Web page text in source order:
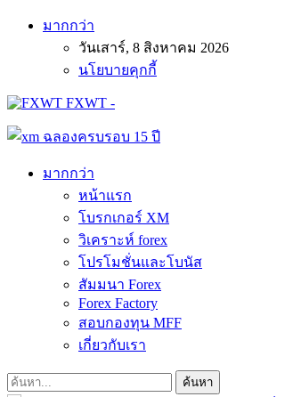
มากกว่า
วันเสาร์, 8 สิงหาคม 2026
นโยบายคุกกี้
FXWT -
มากกว่า
หน้าแรก
โบรกเกอร์ XM
วิเคราะห์ forex
โปรโมชั่นและโบนัส
สัมมนา Forex
Forex Factory
สอบกองทุน MFF
เกี่ยวกับเรา